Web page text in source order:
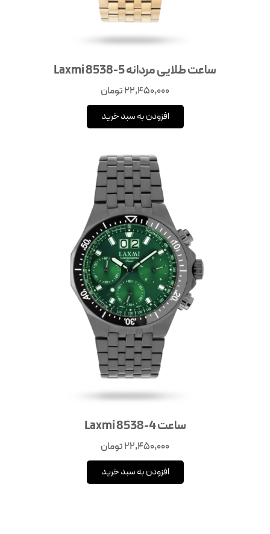
ساعت طلایی مردانه Laxmi 8538-5
22,450,000تومان
افزودن به سبد خرید
ساعت Laxmi 8538-4
22,450,000تومان
افزودن به سبد خرید